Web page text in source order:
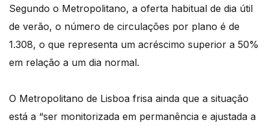
Segundo o Metropolitano, a oferta habitual de dia útil
de verão, o número de circulações por plano é de
1.308, o que representa um acréscimo superior a 50%
em relação a um dia normal.
O Metropolitano de Lisboa frisa ainda que a situação
está a “ser monitorizada em permanência e ajustada a